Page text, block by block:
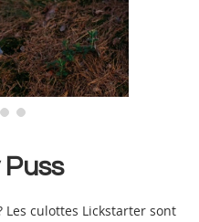
Les culottes Lickstarter sont